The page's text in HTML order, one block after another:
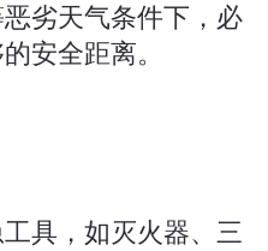
劣天气条件下，必
安全距离。
具，如灭火器、三